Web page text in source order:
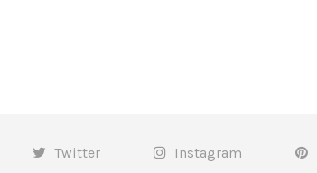
Twitter Instagram